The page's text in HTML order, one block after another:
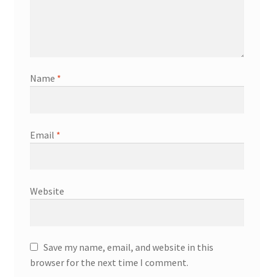
Name *
Email *
Website
Save my name, email, and website in this
browser for the next time I comment.